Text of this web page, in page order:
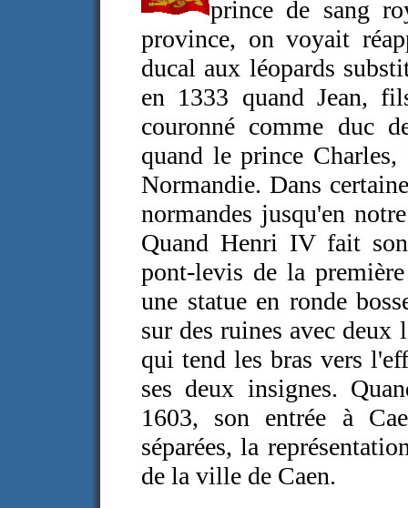
prince de sang
province, on voyait
ducal aux léopards
en 1333 quand Jean,
couronné comme duc
quand le prince
Normandie. Dans
normandes jusqu'en
Quand Henri IV fait
pont-levis de la
une statue en ronde
sur des ruines avec deux
qui tend les bras vers
ses deux insignes.
1603, son entrée à
séparées, la
de la ville de Caen.